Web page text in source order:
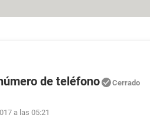
de teléfono Cerrado
a las 05:21